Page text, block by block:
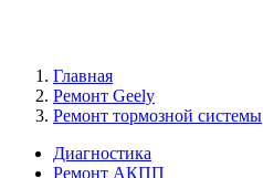
Главная
Ремонт Geely
Ремонт тормозной системы
Диагностика
Ремонт АКПП